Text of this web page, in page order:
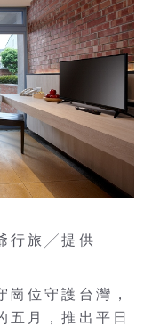
行旅╱提供
崗位守護台灣，
五月，推出平日